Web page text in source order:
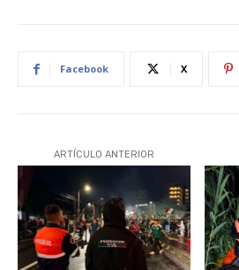
Facebook X
ARTÍCULO ANTERIOR